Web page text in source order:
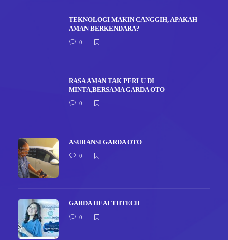
TEKNOLOGI MAKIN CANGGIH, APAKAH
AMAN BERKENDARA?
0
RASA AMAN TAK PERLU DI
MINTA,BERSAMA GARDA OTO
0
ASURANSI GARDA OTO
0
GARDA HEALTHTECH
0